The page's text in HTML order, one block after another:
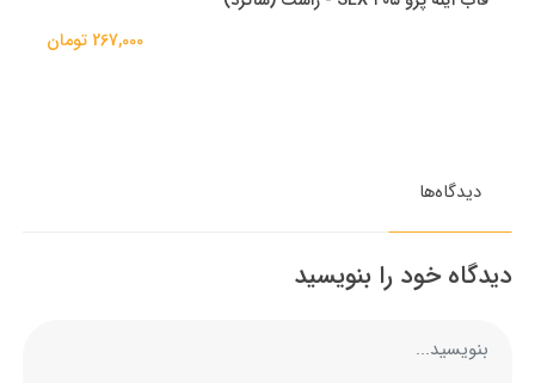
267,000 تومان
دیدگاه‌ها
دیدگاه خود را بنویسید